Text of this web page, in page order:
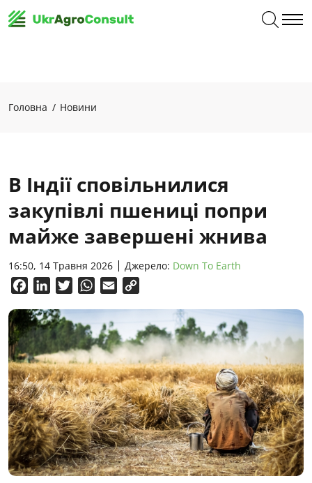
Головна Новини
В Індії сповільнилися
закупівлі пшениці попри
майже завершені жнива
16:50, 14 Травня 2026 Джерело: Down To Earth
FacebookLinkedInTwitterWhatsApp
Email